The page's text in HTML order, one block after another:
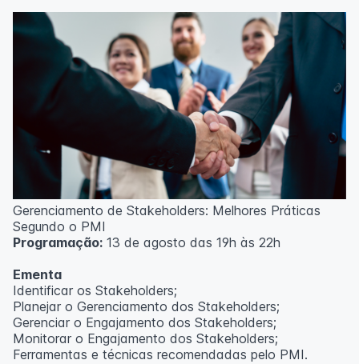
resultados;
Método PDCA de gestão;
Técnicas de padronização do trabalho.
Metodologia
100% da carga horária do curso são realizadas com
aulas ao vivo.
As aulas podem ser assistidas por computador, celular
Outras informações
O curso pode sofrer alteração de dados e horário e os
inscritos serão avisados ​​antecipadamente.
O IPETEC reserva-se o direito de não realizar o curso
Professor(a):Frederyck Teixeira
Gerenciamento de Stakeholders: Melhores Práticas
Segundo o PMI
Programação: 13 de agosto das 19h às 22h
Ementa
Identificar os Stakeholders;
Planejar o Gerenciamento dos Stakeholders;
Gerenciar o Engajamento dos Stakeholders;
Monitorar o Engajamento dos Stakeholders;
Ferramentas e técnicas recomendadas pelo PMI.